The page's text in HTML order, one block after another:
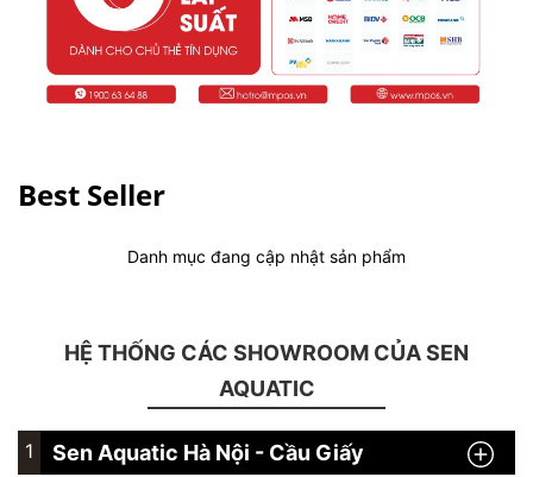
Best Seller
Danh mục đang cập nhật sản phẩm
HỆ THỐNG CÁC SHOWROOM CỦA SEN
AQUATIC
1 Sen Aquatic Hà Nội - Cầu Giấy